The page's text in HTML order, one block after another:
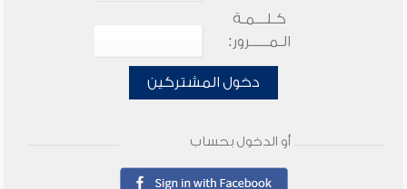
كـلـــمـة
الـمـــــرور:
دخول المشتركين
أو الدخول بحساب